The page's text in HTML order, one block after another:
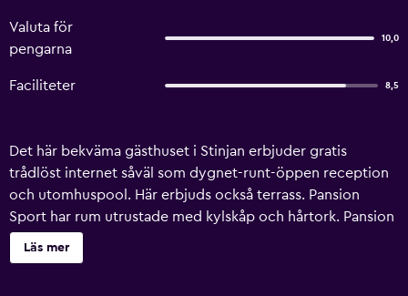
Valuta för
pengarna
10,0
Faciliteter 8,5
Det här bekväma gästhuset i Stinjan erbjuder gratis
trådlöst internet såväl som dygnet-runt-öppen reception
och utomhuspool. Här erbjuds också terrass. Pansion
Sport har rum utrustade med kylskåp och hårtork. Pansion
Sport är en utmärkt utgångspunkt för att ge sig ut för att
utforska närliggande Pula och Fažana. Det ligger bara en
Läs mer